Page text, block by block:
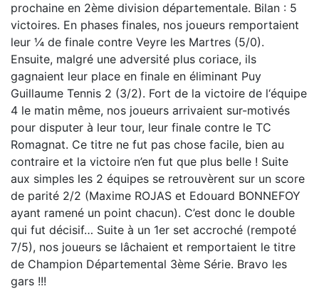
prochaine en 2ème division départementale. Bilan : 5
victoires. En phases finales, nos joueurs remportaient
leur ¼ de finale contre Veyre les Martres (5/0).
Ensuite, malgré une adversité plus coriace, ils
gagnaient leur place en finale en éliminant Puy
Guillaume Tennis 2 (3/2). Fort de la victoire de l‘équipe
4 le matin même, nos joueurs arrivaient sur-motivés
pour disputer à leur tour, leur finale contre le TC
Romagnat. Ce titre ne fut pas chose facile, bien au
contraire et la victoire n’en fut que plus belle ! Suite
aux simples les 2 équipes se retrouvèrent sur un score
de parité 2/2 (Maxime ROJAS et Edouard BONNEFOY
ayant ramené un point chacun). C’est donc le double
qui fut décisif… Suite à un 1er set accroché (rempoté
7/5), nos joueurs se lâchaient et remportaient le titre
de Champion Départemental 3ème Série. Bravo les
gars !!!